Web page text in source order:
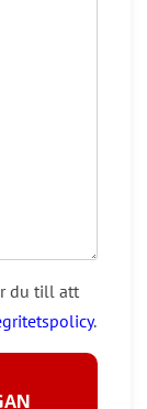
du till att
.